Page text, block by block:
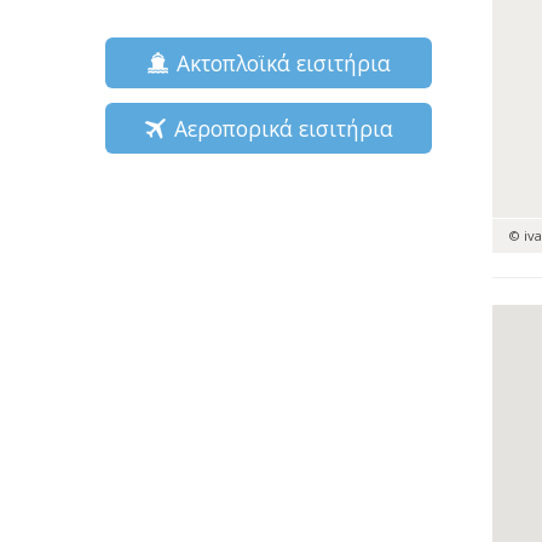
Ακτοπλοϊκά εισιτήρια
Αεροπορικά εισιτήρια
©